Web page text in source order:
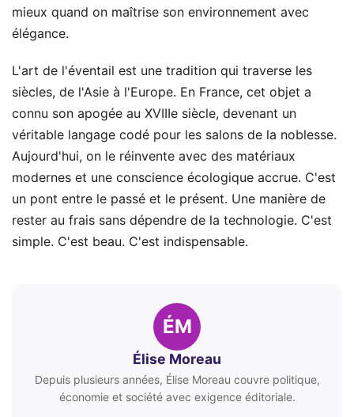
mieux quand on maîtrise son environnement avec
élégance.
L'art de l'éventail est une tradition qui traverse les
siècles, de l'Asie à l'Europe. En France, cet objet a
connu son apogée au XVIIIe siècle, devenant un
véritable langage codé pour les salons de la noblesse.
Aujourd'hui, on le réinvente avec des matériaux
modernes et une conscience écologique accrue. C'est
un pont entre le passé et le présent. Une manière de
rester au frais sans dépendre de la technologie. C'est
simple. C'est beau. C'est indispensable.
ÉM
Élise Moreau
Depuis plusieurs années, Élise Moreau couvre politique,
économie et société avec exigence éditoriale.